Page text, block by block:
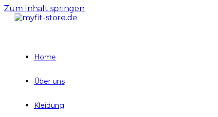
Zum Inhalt springen
Home
Über uns
Kleidung